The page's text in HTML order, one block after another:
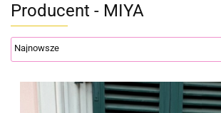
Producent - MIYA